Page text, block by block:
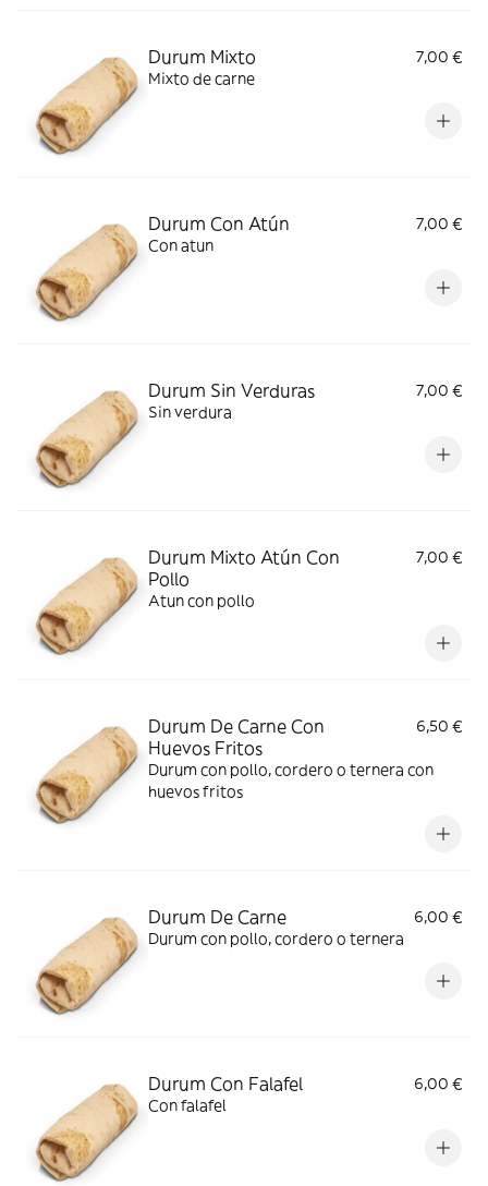
Durum Mixto
7,00 €
Mixto de carne
Durum Con Atún
7,00 €
Con atun
Durum Sin Verduras
7,00 €
Sin verdura
Durum Mixto Atún Con
Pollo
7,00 €
Atun con pollo
Durum De Carne Con
Huevos Fritos
6,50 €
Durum con pollo, cordero o ternera con
huevos fritos
Durum De Carne
6,00 €
Durum con pollo, cordero o ternera
Durum Con Falafel
6,00 €
Con falafel